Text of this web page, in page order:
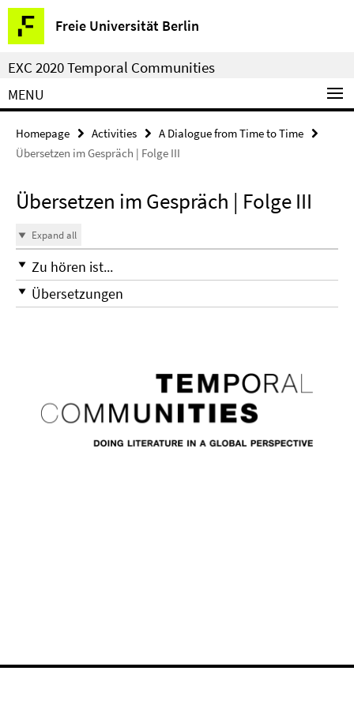
Springe
direkt
zu
Inhalt
Freie Universität Berlin
Service
Navigation
EXC 2020 Temporal Communities
MENU
Homepage Activities
A Dialogue from Time to Time
Übersetzen im Gespräch | Folge III
Übersetzen im Gespräch | Folge III
Expand all
Zu hören ist...
Übersetzungen